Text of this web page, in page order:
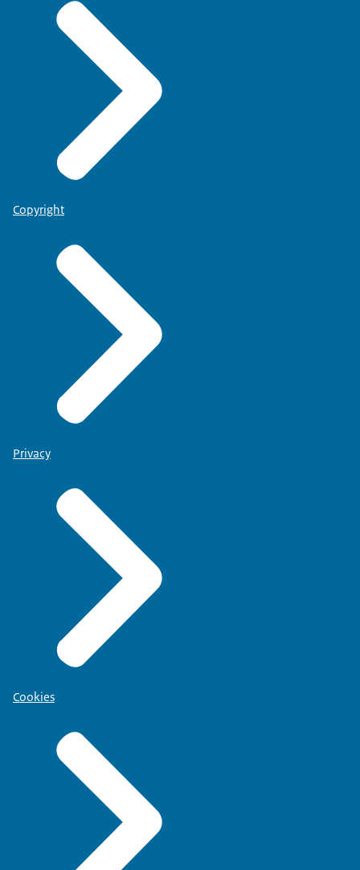
Copyright
Privacy
Cookies